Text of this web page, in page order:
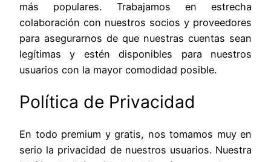
más populares. Trabajamos en estrecha
colaboración con nuestros socios y proveedores
para asegurarnos de que nuestras cuentas sean
legítimas y estén disponibles para nuestros
usuarios con la mayor comodidad posible.
Política de Privacidad
En todo premium y gratis, nos tomamos muy en
serio la privacidad de nuestros usuarios. Nuestra